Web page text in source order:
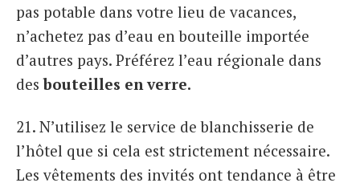
pas potable dans votre lieu de vacances,
n’achetez pas d’eau en bouteille importée
d’autres pays. Préférez l’eau régionale dans
desbouteilles en verre.
21. N’utilisez le service de blanchisserie de
l’hôtel que si cela est strictement nécessaire.
Les vêtements des invités ont tendance à être